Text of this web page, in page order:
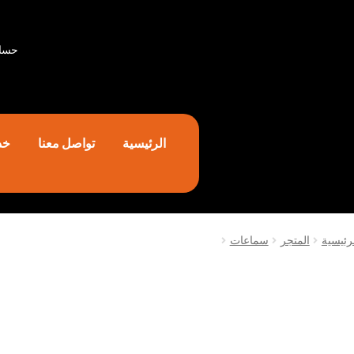
الرئيسية تواصل معنا
المتجر
سماعات